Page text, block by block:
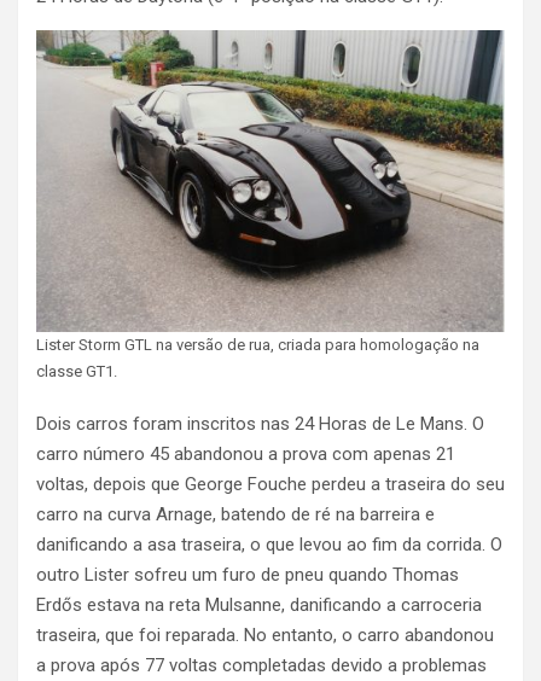
Lister Storm GTL na versão de rua, criada para homologação na
classe GT1.
Dois carros foram inscritos nas 24 Horas de Le Mans. O
carro número 45 abandonou a prova com apenas 21
voltas, depois que George Fouche perdeu a traseira do seu
carro na curva Arnage, batendo de ré na barreira e
danificando a asa traseira, o que levou ao fim da corrida. O
outro Lister sofreu um furo de pneu quando Thomas
Erdős estava na reta Mulsanne, danificando a carroceria
traseira, que foi reparada. No entanto, o carro abandonou
a prova após 77 voltas completadas devido a problemas